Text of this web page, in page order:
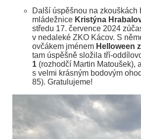
Další úspěšnou na zkouškách
mládežnice Kristýna
středu 17. července 2024
v nedaleké ZKO Kácov. S
ovčákem jménem Helloween
tam úspěšně složila tří-
1 (rozhodčí Martin Matoušek),
s velmi krásným bodovým
85). Gratulujeme!